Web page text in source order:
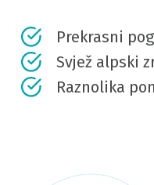
Prekrasni
Svjež alpski
Raznolika